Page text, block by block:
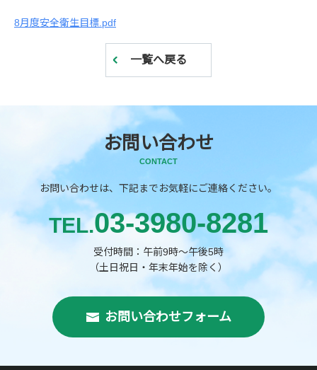
8月度安全衛生目標.pdf
一覧へ戻る
お問い合わせ
CONTACT
お問い合わせは、下記までお気軽にご連絡ください。
TEL.03-3980-8281
受付時間：午前9時～午後5時
（土日祝日・年末年始を除く）
お問い合わせフォーム